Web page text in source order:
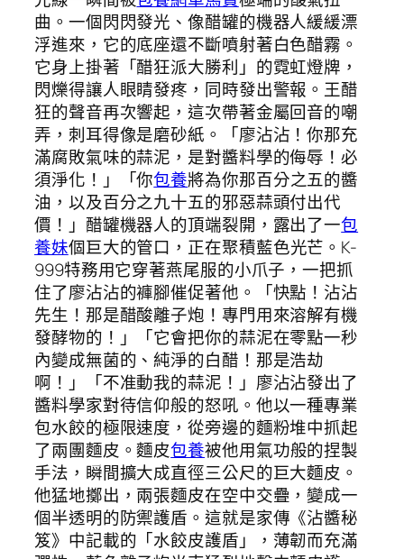
曲。一個閃閃發光、像醋罐的機器人緩緩漂
浮進來，它的底座還不斷噴射著白色醋霧。
它身上掛著「醋狂派大勝利」的霓虹燈牌，
閃爍得讓人眼睛發疼，同時發出警報。王醋
狂的聲音再次響起，這次帶著金屬回音的嘲
弄，刺耳得像是磨砂紙。「廖沾沾！你那充
滿腐敗氣味的蒜泥，是對醬料學的侮辱！必
須淨化！」「你包養將為你那百分之五的醬
油，以及百分之九十五的邪惡蒜頭付出代
價！」醋罐機器人的頂端裂開，露出了一包
養妹個巨大的管口，正在聚積藍色光芒。K-
999特務用它穿著燕尾服的小爪子，一把抓
住了廖沾沾的褲腳催促著他。「快點！沾沾
先生！那是醋酸離子炮！專門用來溶解有機
發酵物的！」「它會把你的蒜泥在零點一秒
內變成無菌的、純淨的白醋！那是浩劫
啊！」「不准動我的蒜泥！」廖沾沾發出了
醬料學家對待信仰般的怒吼。他以一種專業
包水餃的極限速度，從旁邊的麵粉堆中抓起
了兩團麵皮。麵皮包養被他用氣功般的捏製
手法，瞬間擴大成直徑三公尺的巨大麵皮。
他猛地擲出，兩張麵皮在空中交疊，變成一
個半透明的防禦護盾。這就是家傳《沾醬秘
笈》中記載的「水餃皮護盾」，薄韌而充滿